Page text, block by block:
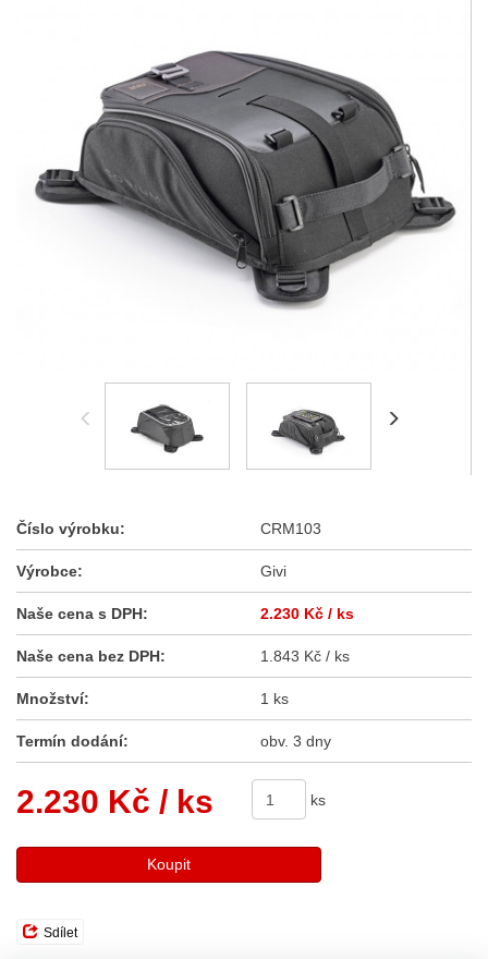
Číslo výrobku: CRM103
Výrobce: Givi
Naše cena s DPH: 2.230 Kč / ks
Naše cena bez DPH: 1.843 Kč / ks
Množství: 1 ks
Termín dodání: obv. 3 dny
2.230 Kč / ks ks
Koupit
Sdílet